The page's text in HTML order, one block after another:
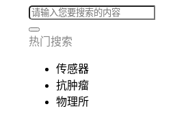
热门搜索
传感器
抗肿瘤
物理所